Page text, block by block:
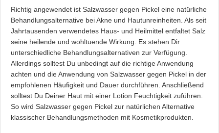
Richtig angewendet ist Salzwasser gegen Pickel eine natürliche
Behandlungsalternative bei Akne und Hautunreinheiten. Als seit
Jahrtausenden verwendetes Haus- und Heilmittel entfaltet Salz
seine heilende und wohltuende Wirkung. Es stehen Dir
unterschiedliche Behandlungsalternativen zur Verfügung.
Allerdings solltest Du unbedingt auf die richtige Anwendung
achten und die Anwendung von Salzwasser gegen Pickel in der
empfohlenen Häufigkeit und Dauer durchführen. Anschließend
solltest Du Deiner Haut mit einer Lotion Feuchtigkeit zuführen.
So wird Salzwasser gegen Pickel zur natürlichen Alternative
klassischer Behandlungsmethoden mit Kosmetikprodukten.